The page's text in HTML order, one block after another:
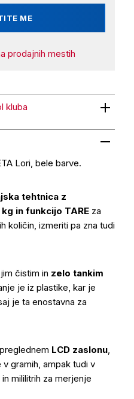
ME
prodajnih mestih
kluba
Lori, bele barve.
tehtnica z
in funkcijo TARE za
količin, izmeriti pa zna tudi
čistim in zelo tankim
je iz plastike, kar je
je ta enostavna za
LCD zaslonu,
gramih, ampak tudi v
mililitrih za merjenje